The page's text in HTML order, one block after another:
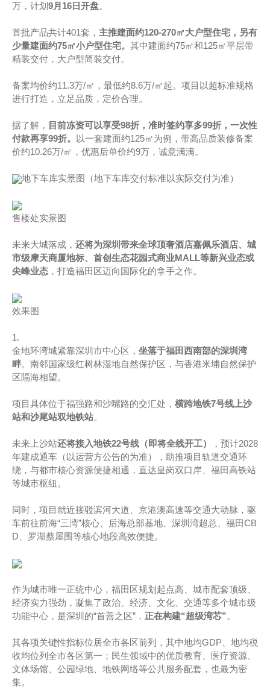
万，计划 9月16日开盘。
首批产品共计401套， 主推建面约120-270㎡大户型住宅，另有
少量建面约75㎡小户型住宅。 其中建面约75㎡和125㎡平层带
精装交付，大户型简装交付。
备案均价约11.3万/㎡，最低约8.6万/㎡起。项目以超标准规格
进行打造，立足品质，定价合理。
据了解， 目前冻资可以享受98折，准时签约享多99折，一次性
付款再享99折。
以一套建面约125㎡为例，带高品质装修备案
价约10.26万/㎡，优惠后单价约9万，诚意满满。
地下车库实景图（地下车库交付标准以实际交付为准）
售楼处实景图
未来大城落成， 还将为深圳带来全球顶奢酒店嘉佩乐酒店、城
市级摩天商厦地标、首创生态花园式商业MALL等新兴业态或
尖峰业态 ，打造福田区迈向国际化的拿手之作。
效果图
1.
金地环湾城紧靠深圳市中心区， 坐落于福田西南部的深圳湾
畔。南邻国家级红树林湿地自然保护区，与香港米埔自然保护
区隔海相望。
项目具体位于福强路和沙嘴路的交汇处， 横跨地铁7号线上沙
站和沙尾站双地铁站。
未来上沙站还将接入地铁22号线（即将全线开工）
，预计2028
年建成通车（以运营方公告的为准），助推项目轨道交通环
绕，与都市核心资源便捷相通，直达皇岗双口岸、福田高铁站
等城市枢纽。
同时，项目就近接驳滨河大道、京港澳高速等交通大动脉，驱
车前往前海“三湾”核心、后海总部基地、深圳湾超总、福田CB
D、罗湖蔡屋围等核心地段高效便捷。
作为城市唯一正统中心，福田区规划起点高、城市配套顶级、
经济实力强劲，凝集了政治、经济、文化、交通等多个城市级
功能中心，是深圳的“首善之区”， 正在构建“超级湾芯”。
其各项关键性指标位居全市各区前列，其中地均GDP、地均税
收均位列全市各区第一；民生领域中的优质教育、医疗资源、
文体场馆、公园绿地、地铁网络等公共服务配套，也最为密
集。